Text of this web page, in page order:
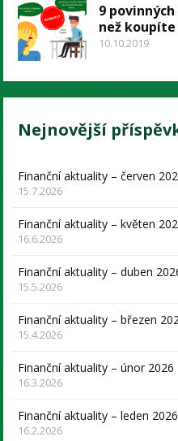
9
než
10.10.2019
Nejnovější
Finanční aktuality – červen
15.7.2026
Finanční aktuality – květen
16.6.2026
Finanční aktuality – duben
15.5.2026
Finanční aktuality – březen
15.4.2026
Finanční aktuality – únor 2026
16.3.2026
Finanční aktuality – leden 2026
16.2.2026